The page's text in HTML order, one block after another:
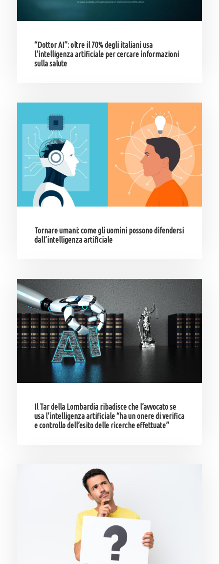
“Dottor AI”: oltre il 70% degli italiani usa
l’intelligenza artificiale per cercare informazioni
sulla salute
Tornare umani: come gli uomini possono difendersi
dall’intelligenza artificiale
Il Tar della Lombardia ribadisce che l’avvocato se
usa l’intelligenza artificiale “ha un onere di verifica
e controllo dell’esito delle ricerche effettuate”